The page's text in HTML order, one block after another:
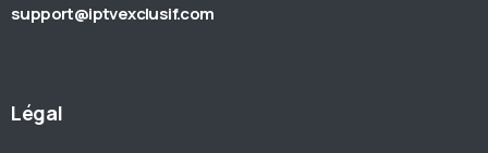
support@iptvexclusif.com
Légal